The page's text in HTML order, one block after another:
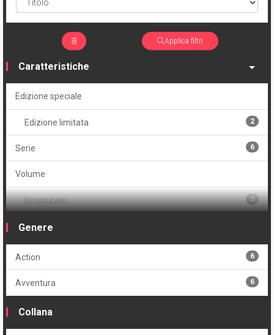
Applica filtri
Caratteristiche
Edizione speciale
Edizione limitata 2
Serie 6
Volume
Brossurato 3
Brossurato variant
Genere
Action 6
Avventura 6
Collana